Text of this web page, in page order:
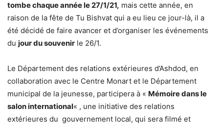
tombe chaque année le 27/1/21, mais cette année, en
raison de la fête de Tu Bishvat qui a eu lieu ce jour-là, il a
été décidé de faire avancer et d’organiser les événements
du jour du souvenir le 26/1.
Le Département des relations extérieures d’Ashdod, en
collaboration avec le Centre Monart et le Département
municipal de la jeunesse, participera à « Mémoire dans le
salon international« , une initiative des relations
extérieures du gouvernement local, qui sera filmé et